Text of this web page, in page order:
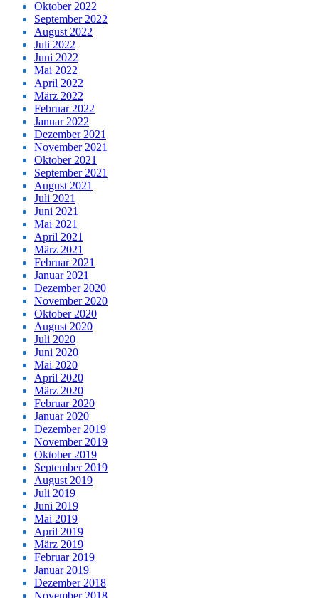
Oktober 2022
September 2022
August 2022
Juli 2022
Juni 2022
Mai 2022
April 2022
März 2022
Februar 2022
Januar 2022
Dezember 2021
November 2021
Oktober 2021
September 2021
August 2021
Juli 2021
Juni 2021
Mai 2021
April 2021
März 2021
Februar 2021
Januar 2021
Dezember 2020
November 2020
Oktober 2020
August 2020
Juli 2020
Juni 2020
Mai 2020
April 2020
März 2020
Februar 2020
Januar 2020
Dezember 2019
November 2019
Oktober 2019
September 2019
August 2019
Juli 2019
Juni 2019
Mai 2019
April 2019
März 2019
Februar 2019
Januar 2019
Dezember 2018
November 2018